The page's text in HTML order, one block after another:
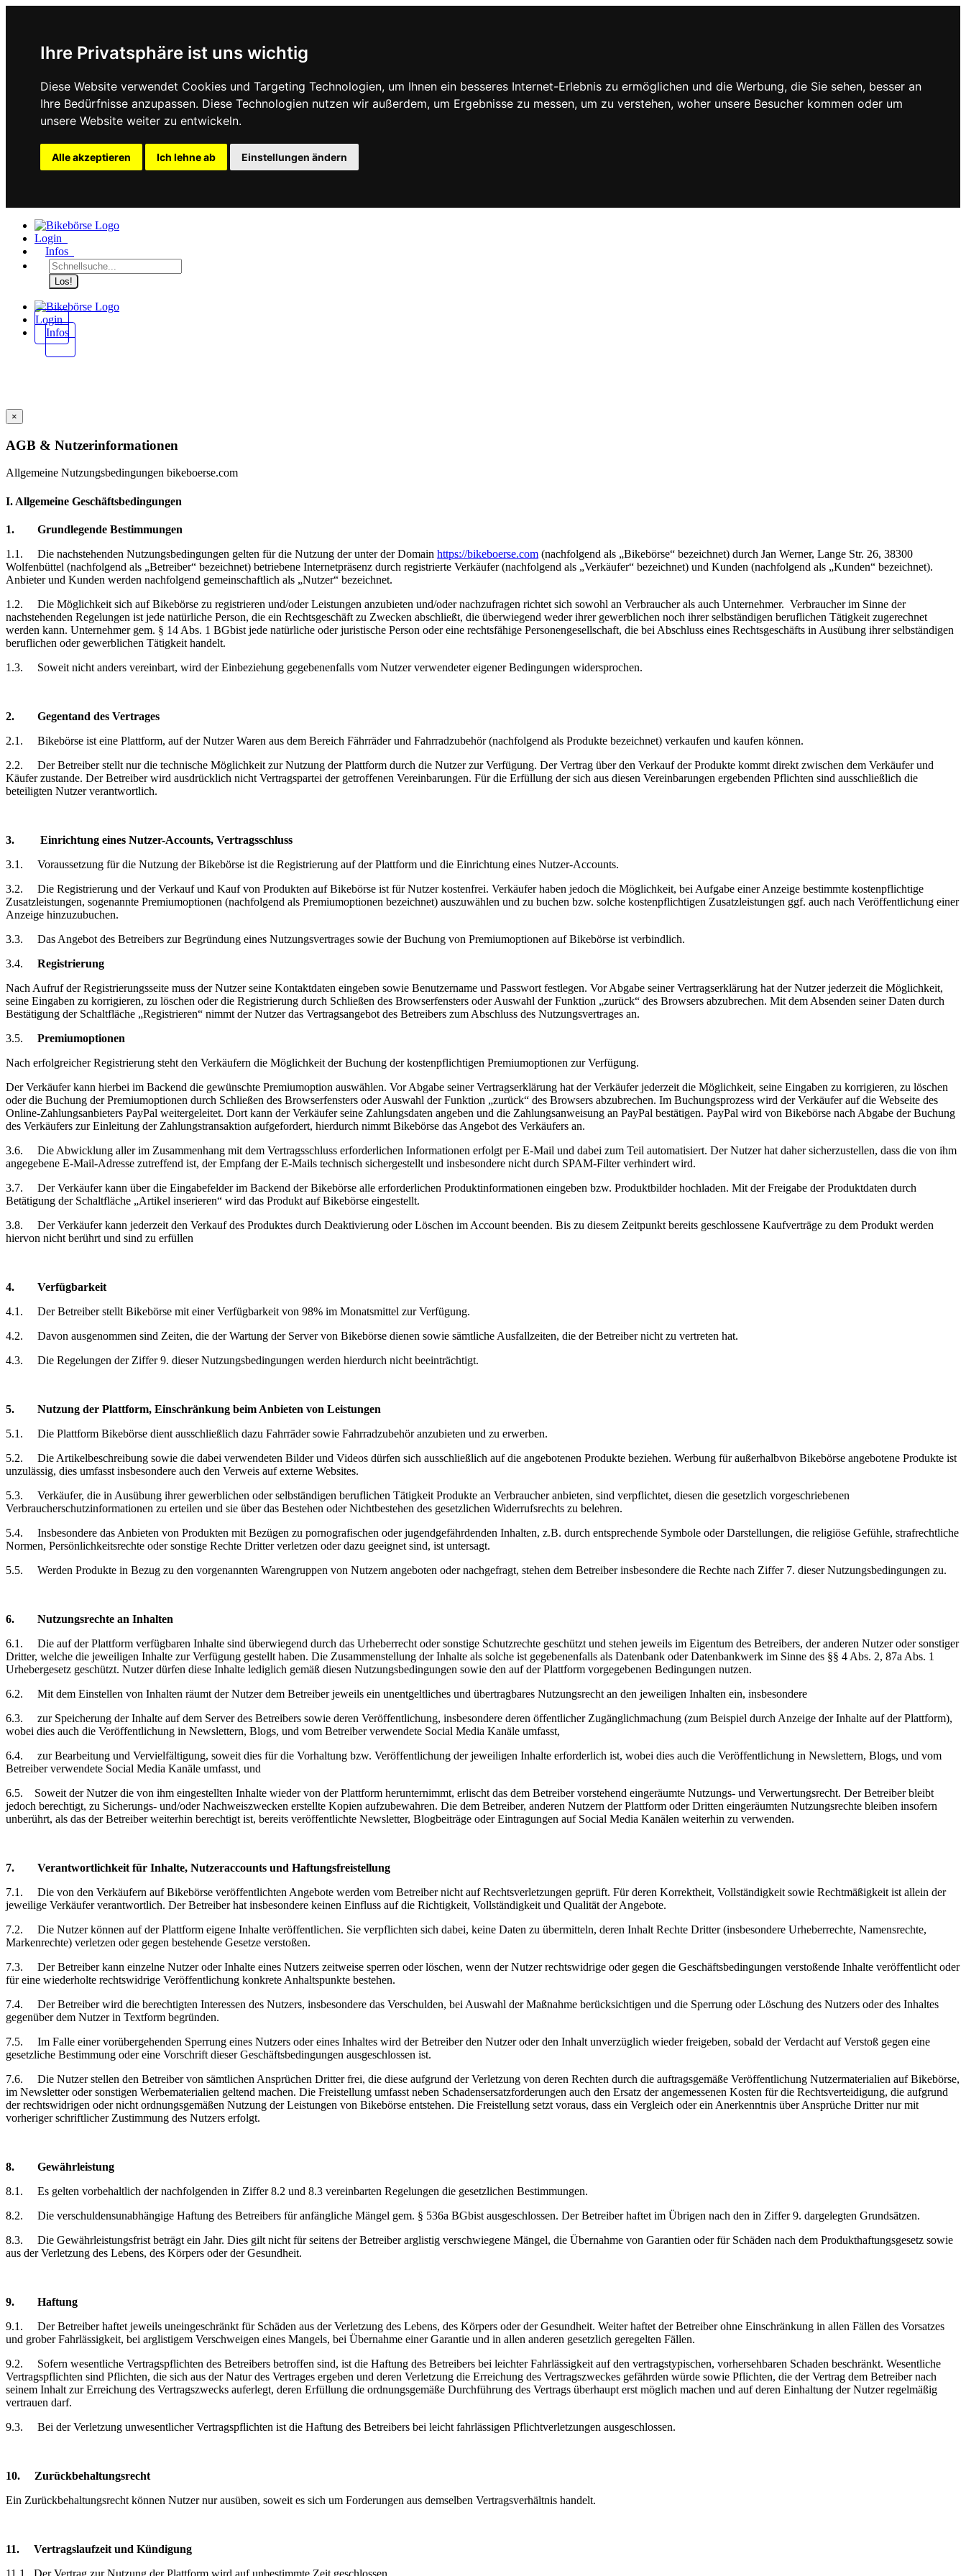
Ihre Privatsphäre ist uns wichtig
Diese Website verwendet Cookies und Targeting Technologien, um Ihnen ein besseres Internet-Erlebnis zu ermöglichen und die Werbung, die Sie sehen, besser an
Ihre Bedürfnisse anzupassen. Diese Technologien nutzen wir außerdem, um Ergebnisse zu messen, um zu verstehen, woher unsere Besucher kommen oder um
unsere Website weiter zu entwickeln.
Alle akzeptieren Ich lehne ab Einstellungen ändern
Login
Infos
Los!
Login
Infos
×
AGB & Nutzerinformationen
Allgemeine Nutzungsbedingungen bikeboerse.com
I. Allgemeine Geschäftsbedingungen
1.
Grundlegende Bestimmungen
1.1.
Die nachstehenden Nutzungsbedingungen gelten für die Nutzung der unter der Domain https://bikeboerse.com (nachfolgend als „Bikebörse“ bezeichnet) durch Jan Werner, Lange Str. 26, 38300
Wolfenbüttel (nachfolgend als „Betreiber“ bezeichnet) betriebene Internetpräsenz durch registrierte Verkäufer (nachfolgend als „Verkäufer“ bezeichnet) und Kunden (nachfolgend als „Kunden“ bezeichnet).
Anbieter und Kunden werden nachfolgend gemeinschaftlich als „Nutzer“ bezeichnet.
1.2.
Die Möglichkeit sich auf Bikebörse zu registrieren und/oder Leistungen anzubieten und/oder nachzufragen richtet sich sowohl an Verbraucher als auch Unternehmer. Verbraucher im Sinne der
nachstehenden Regelungen ist jede natürliche Person, die ein Rechtsgeschäft zu Zwecken abschließt, die überwiegend weder ihrer gewerblichen noch ihrer selbständigen beruflichen Tätigkeit zugerechnet
werden kann. Unternehmer gem. § 14 Abs. 1 BGbist jede natürliche oder juristische Person oder eine rechtsfähige Personengesellschaft, die bei Abschluss eines Rechtsgeschäfts in Ausübung ihrer selbständigen
beruflichen oder gewerblichen Tätigkeit handelt.
1.3.
Soweit nicht anders vereinbart, wird der Einbeziehung gegebenenfalls vom Nutzer verwendeter eigener Bedingungen widersprochen.
2. Gegentand des Vertrages
2.1.
Bikebörse ist eine Plattform, auf der Nutzer Waren aus dem Bereich Fährräder und Fahrradzubehör (nachfolgend als Produkte bezeichnet) verkaufen und kaufen können.
2.2.
Der Betreiber stellt nur die technische Möglichkeit zur Nutzung der Plattform durch die Nutzer zur Verfügung. Der Vertrag über den Verkauf der Produkte kommt direkt zwischen dem Verkäufer und
Käufer zustande. Der Betreiber wird ausdrücklich nicht Vertragspartei der getroffenen Vereinbarungen. Für die Erfüllung der sich aus diesen Vereinbarungen ergebenden Pflichten sind ausschließlich die
beteiligten Nutzer verantwortlich.
3. Einrichtung eines Nutzer-Accounts, Vertragsschluss
3.1.
Voraussetzung für die Nutzung der Bikebörse ist die Registrierung auf der Plattform und die Einrichtung eines Nutzer-Accounts.
3.2.
Die Registrierung und der Verkauf und Kauf von Produkten auf Bikebörse ist für Nutzer kostenfrei. Verkäufer haben jedoch die Möglichkeit, bei Aufgabe einer Anzeige bestimmte kostenpflichtige
Zusatzleistungen, sogenannte Premiumoptionen (nachfolgend als Premiumoptionen bezeichnet) auszuwählen und zu buchen bzw. solche kostenpflichtigen Zusatzleistungen ggf. auch nach Veröffentlichung einer
Anzeige hinzuzubuchen.
3.3.
Das Angebot des Betreibers zur Begründung eines Nutzungsvertrages sowie der Buchung von Premiumoptionen auf Bikebörse ist verbindlich.
3.4.
Registrierung
Nach Aufruf der Registrierungsseite muss der Nutzer seine Kontaktdaten eingeben sowie Benutzername und Passwort festlegen. Vor Abgabe seiner Vertragserklärung hat der Nutzer jederzeit die Möglichkeit,
seine Eingaben zu korrigieren, zu löschen oder die Registrierung durch Schließen des Browserfensters oder Auswahl der Funktion „zurück“ des Browsers abzubrechen. Mit dem Absenden seiner Daten durch
Bestätigung der Schaltfläche „Registrieren“ nimmt der Nutzer das Vertragsangebot des Betreibers zum Abschluss des Nutzungsvertrages an.
3.5.
Premiumoptionen
Nach erfolgreicher Registrierung steht den Verkäufern die Möglichkeit der Buchung der kostenpflichtigen Premiumoptionen zur Verfügung.
Der Verkäufer kann hierbei im Backend die gewünschte Premiumoption auswählen. Vor Abgabe seiner Vertragserklärung hat der Verkäufer jederzeit die Möglichkeit, seine Eingaben zu korrigieren, zu löschen
oder die Buchung der Premiumoptionen durch Schließen des Browserfensters oder Auswahl der Funktion „zurück“ des Browsers abzubrechen. Im Buchungsprozess wird der Verkäufer auf die Webseite des
Online-Zahlungsanbieters PayPal weitergeleitet. Dort kann der Verkäufer seine Zahlungsdaten angeben und die Zahlungsanweisung an PayPal bestätigen. PayPal wird von Bikebörse nach Abgabe der Buchung
des Verkäufers zur Einleitung der Zahlungstransaktion aufgefordert, hierdurch nimmt Bikebörse das Angebot des Verkäufers an.
3.6.
Die Abwicklung aller im Zusammenhang mit dem Vertragsschluss erforderlichen Informationen erfolgt per E-Mail und dabei zum Teil automatisiert. Der Nutzer hat daher sicherzustellen, dass die von ihm
angegebene E-Mail-Adresse zutreffend ist, der Empfang der E-Mails technisch sichergestellt und insbesondere nicht durch SPAM-Filter verhindert wird.
3.7.
Der Verkäufer kann über die Eingabefelder im Backend der Bikebörse alle erforderlichen Produktinformationen eingeben bzw. Produktbilder hochladen. Mit der Freigabe der Produktdaten durch
Betätigung der Schaltfläche „Artikel inserieren“ wird das Produkt auf Bikebörse eingestellt.
3.8.
Der Verkäufer kann jederzeit den Verkauf des Produktes durch Deaktivierung oder Löschen im Account beenden. Bis zu diesem Zeitpunkt bereits geschlossene Kaufverträge zu dem Produkt werden
hiervon nicht berührt und sind zu erfüllen
4.
Verfügbarkeit
4.1.
Der Betreiber stellt Bikebörse mit einer Verfügbarkeit von 98% im Monatsmittel zur Verfügung.
4.2.
Davon ausgenommen sind Zeiten, die der Wartung der Server von Bikebörse dienen sowie sämtliche Ausfallzeiten, die der Betreiber nicht zu vertreten hat.
4.3.
Die Regelungen der Ziffer 9. dieser Nutzungsbedingungen werden hierdurch nicht beeinträchtigt.
5. Nutzung der Plattform, Einschränkung beim Anbieten von Leistungen
5.1.
Die Plattform Bikebörse dient ausschließlich dazu Fahrräder sowie Fahrradzubehör anzubieten und zu erwerben.
5.2.
Die Artikelbeschreibung sowie die dabei verwendeten Bilder und Videos dürfen sich ausschließlich auf die angebotenen Produkte beziehen. Werbung für außerhalbvon Bikebörse angebotene Produkte ist
unzulässig, dies umfasst insbesondere auch den Verweis auf externe Websites.
5.3.
Verkäufer, die in Ausübung ihrer gewerblichen oder selbständigen beruflichen Tätigkeit Produkte an Verbraucher anbieten, sind verpflichtet, diesen die gesetzlich vorgeschriebenen
Verbraucherschutzinformationen zu erteilen und sie über das Bestehen oder Nichtbestehen des gesetzlichen Widerrufsrechts zu belehren.
5.4.
Insbesondere das Anbieten von Produkten mit Bezügen zu pornografischen oder jugendgefährdenden Inhalten, z.B. durch entsprechende Symbole oder Darstellungen, die religiöse Gefühle, strafrechtliche
Normen, Persönlichkeitsrechte oder sonstige Rechte Dritter verletzen oder dazu geeignet sind, ist untersagt.
5.5.
Werden Produkte in Bezug zu den vorgenannten Warengruppen von Nutzern angeboten oder nachgefragt, stehen dem Betreiber insbesondere die Rechte nach Ziffer 7. dieser Nutzungsbedingungen zu.
6. Nutzungsrechte an Inhalten
6.1.
Die auf der Plattform verfügbaren Inhalte sind überwiegend durch das Urheberrecht oder sonstige Schutzrechte geschützt und stehen jeweils im Eigentum des Betreibers, der anderen Nutzer oder sonstiger
Dritter, welche die jeweiligen Inhalte zur Verfügung gestellt haben. Die Zusammenstellung der Inhalte als solche ist gegebenenfalls als Datenbank oder Datenbankwerk im Sinne des §§ 4 Abs. 2, 87a Abs. 1
Urhebergesetz geschützt. Nutzer dürfen diese Inhalte lediglich gemäß diesen Nutzungsbedingungen sowie den auf der Plattform vorgegebenen Bedingungen nutzen.
6.2.
Mit dem Einstellen von Inhalten räumt der Nutzer dem Betreiber jeweils ein unentgeltliches und übertragbares Nutzungsrecht an den jeweiligen Inhalten ein, insbesondere
6.3.
zur Speicherung der Inhalte auf dem Server des Betreibers sowie deren Veröffentlichung, insbesondere deren öffentlicher Zugänglichmachung (zum Beispiel durch Anzeige der Inhalte auf der Plattform),
wobei dies auch die Veröffentlichung in Newslettern, Blogs, und vom Betreiber verwendete Social Media Kanäle umfasst,
6.4.
zur Bearbeitung und Vervielfältigung, soweit dies für die Vorhaltung bzw. Veröffentlichung der jeweiligen Inhalte erforderlich ist, wobei dies auch die Veröffentlichung in Newslettern, Blogs, und vom
Betreiber verwendete Social Media Kanäle umfasst, und
6.5.
Soweit der Nutzer die von ihm eingestellten Inhalte wieder von der Plattform herunternimmt, erlischt das dem Betreiber vorstehend eingeräumte Nutzungs- und Verwertungsrecht. Der Betreiber bleibt
jedoch berechtigt, zu Sicherungs- und/oder Nachweiszwecken erstellte Kopien aufzubewahren. Die dem Betreiber, anderen Nutzern der Plattform oder Dritten eingeräumten Nutzungsrechte bleiben insofern
unberührt, als das der Betreiber weiterhin berechtigt ist, bereits veröffentlichte Newsletter, Blogbeiträge oder Eintragungen auf Social Media Kanälen weiterhin zu verwenden.
7. Verantwortlichkeit für Inhalte, Nutzeraccounts und Haftungsfreistellung
7.1.
Die von den Verkäufern auf Bikebörse veröffentlichten Angebote werden vom Betreiber nicht auf Rechtsverletzungen geprüft. Für deren Korrektheit, Vollständigkeit sowie Rechtmäßigkeit ist allein der
jeweilige Verkäufer verantwortlich. Der Betreiber hat insbesondere keinen Einfluss auf die Richtigkeit, Vollständigkeit und Qualität der Angebote.
7.2.
Die Nutzer können auf der Plattform eigene Inhalte veröffentlichen. Sie verpflichten sich dabei, keine Daten zu übermitteln, deren Inhalt Rechte Dritter (insbesondere Urheberrechte, Namensrechte,
Markenrechte) verletzen oder gegen bestehende Gesetze verstoßen.
7.3.
Der Betreiber kann einzelne Nutzer oder Inhalte eines Nutzers zeitweise sperren oder löschen, wenn der Nutzer rechtswidrige oder gegen die Geschäftsbedingungen verstoßende Inhalte veröffentlicht oder
für eine wiederholte rechtswidrige Veröffentlichung konkrete Anhaltspunkte bestehen.
7.4.
Der Betreiber wird die berechtigten Interessen des Nutzers, insbesondere das Verschulden, bei Auswahl der Maßnahme berücksichtigen und die Sperrung oder Löschung des Nutzers oder des Inhaltes
gegenüber dem Nutzer in Textform begründen.
7.5.
Im Falle einer vorübergehenden Sperrung eines Nutzers oder eines Inhaltes wird der Betreiber den Nutzer oder den Inhalt unverzüglich wieder freigeben, sobald der Verdacht auf Verstoß gegen eine
gesetzliche Bestimmung oder eine Vorschrift dieser Geschäftsbedingungen ausgeschlossen ist.
7.6.
Die Nutzer stellen den Betreiber von sämtlichen Ansprüchen Dritter frei, die diese aufgrund der Verletzung von deren Rechten durch die auftragsgemäße Veröffentlichung Nutzermaterialien auf Bikebörse,
im Newsletter oder sonstigen Werbematerialien geltend machen. Die Freistellung umfasst neben Schadensersatzforderungen auch den Ersatz der angemessenen Kosten für die Rechtsverteidigung, die aufgrund
der rechtswidrigen oder nicht ordnungsgemäßen Nutzung der Leistungen von Bikebörse entstehen. Die Freistellung setzt voraus, dass ein Vergleich oder ein Anerkenntnis über Ansprüche Dritter nur mit
vorheriger schriftlicher Zustimmung des Nutzers erfolgt.
8.
Gewährleistung
8.1.
Es gelten vorbehaltlich der nachfolgenden in Ziffer 8.2 und 8.3 vereinbarten Regelungen die gesetzlichen Bestimmungen.
8.2.
Die verschuldensunabhängige Haftung des Betreibers für anfängliche Mängel gem. § 536a BGbist ausgeschlossen. Der Betreiber haftet im Übrigen nach den in Ziffer 9. dargelegten Grundsätzen.
8.3.
Die Gewährleistungsfrist beträgt ein Jahr. Dies gilt nicht für seitens der Betreiber arglistig verschwiegene Mängel, die Übernahme von Garantien oder für Schäden nach dem Produkthaftungsgesetz sowie
aus der Verletzung des Lebens, des Körpers oder der Gesundheit.
9.
Haftung
9.1.
Der Betreiber haftet jeweils uneingeschränkt für Schäden aus der Verletzung des Lebens, des Körpers oder der Gesundheit. Weiter haftet der Betreiber ohne Einschränkung in allen Fällen des Vorsatzes
und grober Fahrlässigkeit, bei arglistigem Verschweigen eines Mangels, bei Übernahme einer Garantie und in allen anderen gesetzlich geregelten Fällen.
9.2.
Sofern wesentliche Vertragspflichten des Betreibers betroffen sind, ist die Haftung des Betreibers bei leichter Fahrlässigkeit auf den vertragstypischen, vorhersehbaren Schaden beschränkt. Wesentliche
Vertragspflichten sind Pflichten, die sich aus der Natur des Vertrages ergeben und deren Verletzung die Erreichung des Vertragszweckes gefährden würde sowie Pflichten, die der Vertrag dem Betreiber nach
seinem Inhalt zur Erreichung des Vertragszwecks auferlegt, deren Erfüllung die ordnungsgemäße Durchführung des Vertrags überhaupt erst möglich machen und auf deren Einhaltung der Nutzer regelmäßig
vertrauen darf.
9.3.
Bei der Verletzung unwesentlicher Vertragspflichten ist die Haftung des Betreibers bei leicht fahrlässigen Pflichtverletzungen ausgeschlossen.
10.
Zurückbehaltungsrecht
Ein Zurückbehaltungsrecht können Nutzer nur ausüben, soweit es sich um Forderungen aus demselben Vertragsverhältnis handelt.
11. Vertragslaufzeit und Kündigung
11.1.
Der Vertrag zur Nutzung der Plattform wird auf unbestimmte Zeit geschlossen.